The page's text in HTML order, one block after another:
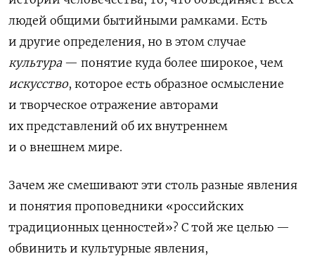
людей общими бытийными рамками. Есть
и другие определения, но в этом случае
культура— понятие куда более широкое, чем
искусство, которое есть образное осмысление
и творческое отражение авторами
их представлений об их внутреннем
и о внешнем мире.
Зачем же смешивают эти столь разные явления
и понятия проповедники «российских
традиционных ценностей»? С той же целью —
обвинить и культурные явления,